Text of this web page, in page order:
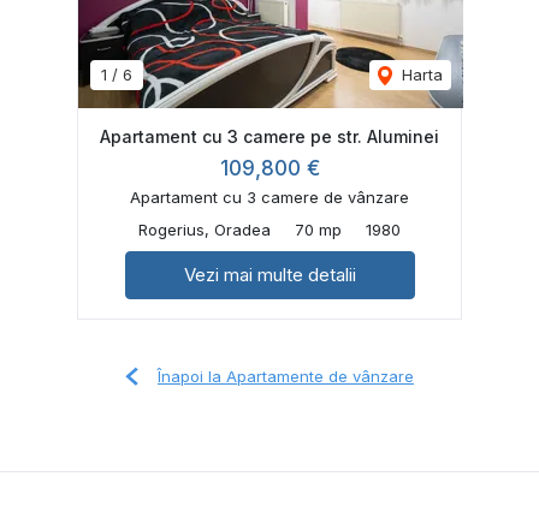
1 / 6 Harta
Apartament cu 3 camere pe str. Aluminei
109,800 €
Apartament cu 3 camere de vânzare
Rogerius, Oradea
70 mp 1980
Vezi mai multe detalii
Înapoi la Apartamente de vânzare